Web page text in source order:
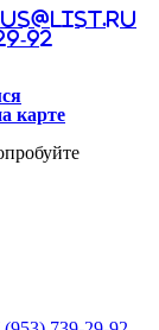
92
карте